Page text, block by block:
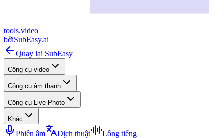
tools.video
bởiSubEasy.ai
Quay lại SubEasy
Công cụ video
Công cụ âm thanh
Công cụ Live Photo
Khác
Phiên âm Dịch thuật Lồng tiếng